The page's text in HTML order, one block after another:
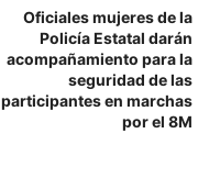
Oficiales mujeres de la
Policía Estatal darán
acompañamiento para la
seguridad de las
participantes en marchas
por el 8M